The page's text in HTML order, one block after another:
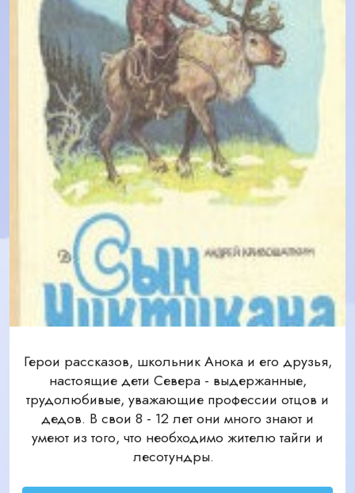
Герои рассказов, школьник Анока и его друзья,
настоящие дети Севера - выдержанные,
трудолюбивые, уважающие профессии отцов и
дедов. В свои 8 - 12 лет они много знают и
умеют из того, что необходимо жителю тайги и
лесотундры.